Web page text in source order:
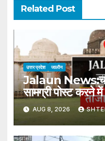
Related Post
उत्तर प्रदेश जालौन
Jalaun
सामग्री पोस्ट करने में
Arrested For
Pornography
AUG 8, 2026